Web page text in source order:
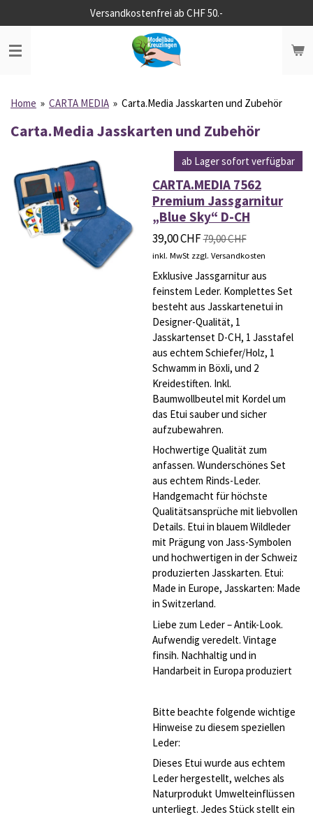
Hauptinhalt
springen
Versandkostenfrei ab CHF 50.-
Home » CARTA MEDIA » Carta.Media Jasskarten und Zubehör
Carta.Media Jasskarten und Zubehör
ab Lager sofort verfügbar
CARTA.MEDIA 7562
Premium Jassgarnitur
„Blue Sky“ D-CH
39,00 CHF79,00 CHF
inkl. MwSt zzgl. Versandkosten
Exklusive Jassgarnitur aus
feinstem Leder. Komplettes Set
besteht aus Jasskartenetui in
Designer-Qualität, 1
Jasskartenset D-CH, 1 Jasstafel
aus echtem Schiefer/Holz, 1
Schwamm in Böxli, und 2
Kreidestiften. Inkl.
Baumwollbeutel mit Kordel um
das Etui sauber und sicher
aufzubewahren.
Hochwertige Qualität zum
anfassen. Wunderschönes Set
aus echtem Rinds-Leder.
Handgemacht für höchste
Qualitätsansprüche mit liebvollen
Details. Etui in blauem Wildleder
mit Prägung von Jass-Symbolen
und hochwertigen in der Schweiz
produzierten Jasskarten. Etui:
Made in Europe, Jasskarten: Made
in Switzerland.
Liebe zum Leder – Antik-Look.
Aufwendig veredelt. Vintage
finsih. Nachhaltig und in
Handarbeit in Europa produziert
Bitte beachte folgende wichtige
Hinweise zu diesem speziellen
Leder:
Dieses Etui wurde aus echtem
Leder hergestellt, welches als
Naturprodukt Umwelteinflüssen
unterliegt. Jedes Stück stellt ein